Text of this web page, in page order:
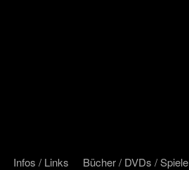
Infos / Links Bücher / DVDs / Spiele